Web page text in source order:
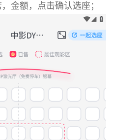
金额，点击确认选座；